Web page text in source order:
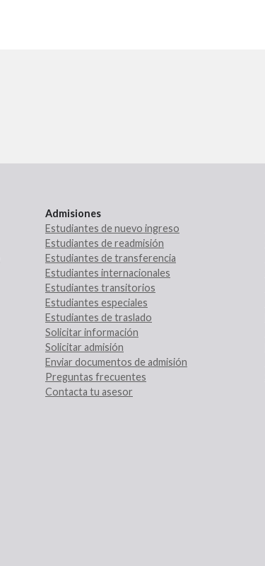
Admisiones
Estudiantes de nuevo ingreso
Estudiantes de readmisión
Estudiantes de transferencia
Estudiantes internacionales
Estudiantes transitorios
Estudiantes especiales
Estudiantes de traslado
Solicitar información
Solicitar admisión
Enviar documentos de admisión
Preguntas frecuentes
Contacta tu asesor